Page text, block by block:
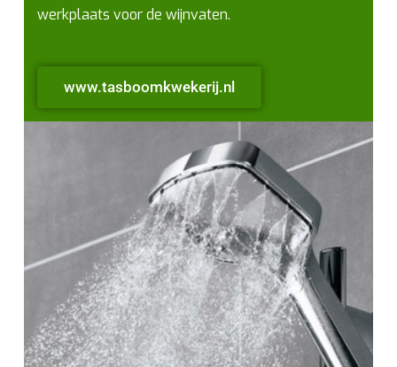
werkplaats voor de wijnvaten.
www.tasboomkwekerij.nl